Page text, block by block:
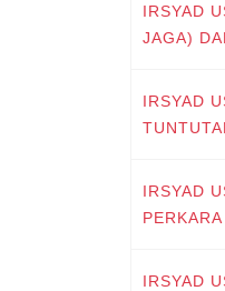
IRSYAD
JAGA)
IRSYAD
IRSYAD
IRSYAD